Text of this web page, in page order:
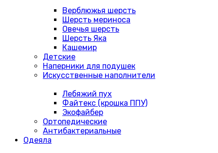
Верблюжья шерсть
Шерсть мериноса
Овечья шерсть
Шерсть Яка
Кашемир
Детские
Наперники для подушек
Искусственные наполнители
Лебяжий пух
Файтекс (крошка ППУ)
Экофайбер
Ортопедические
Антибактериальные
Одеяла